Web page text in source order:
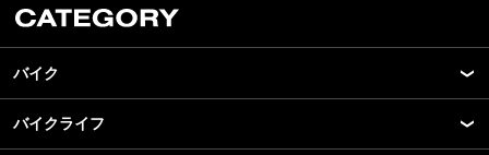
バイク
New Model Show
バイクライフ